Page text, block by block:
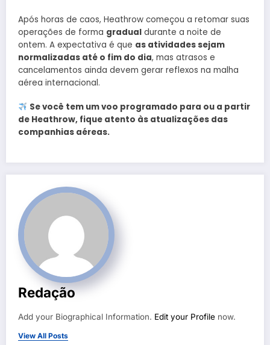
Após horas de caos, Heathrow começou a retomar suas
operações de forma gradual durante a noite de
ontem. A expectativa é que as atividades sejam
normalizadas até o fim do dia, mas atrasos e
cancelamentos ainda devem gerar reflexos na malha
aérea internacional.
Se você tem um voo programado para ou a partir
de Heathrow, fique atento às atualizações das
companhias aéreas.
Redação
Add your Biographical Information. Edit your Profile now.
View All Posts